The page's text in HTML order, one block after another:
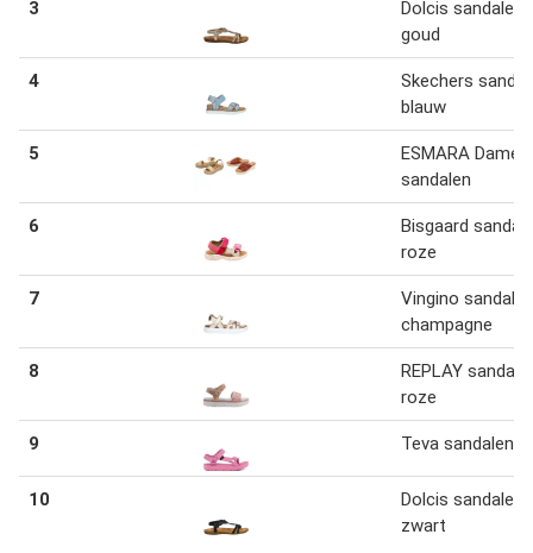
3
Dolcis sandalen
goud
4
Skechers
blauw
5
ESMARA Dames
sandalen
6
Bisgaard
roze
7
Vingino sandalen
champagne
8
REPLAY
roze
9 Teva sandalen
10
Dolcis sandalen
zwart